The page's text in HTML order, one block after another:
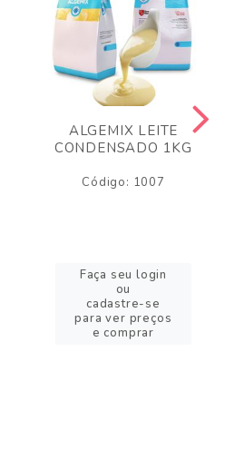
ALGEMIX LEITE
CONDENSADO 1KG
Código: 1007
Faça seu login
ou
cadastre-se
para ver preços
e comprar